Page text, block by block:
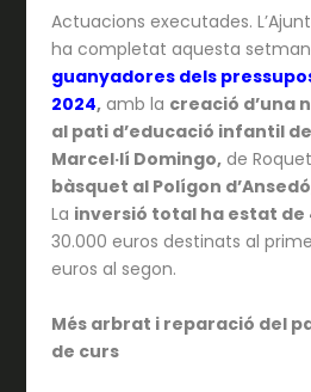
Actuacions executades.
ha completat aquesta
guanyadores dels
2024,amb la creació d’una
al pati d’educació infantil
Marcel·lí Domingo,de
bàsquet al Polígon
La inversió total ha estat de
30.000 euros destinats al
euros al segon.
Més arbrat i reparació del
de curs